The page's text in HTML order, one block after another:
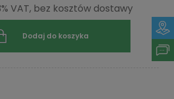
VAT, bez kosztów dostawy
Dodaj do koszyka